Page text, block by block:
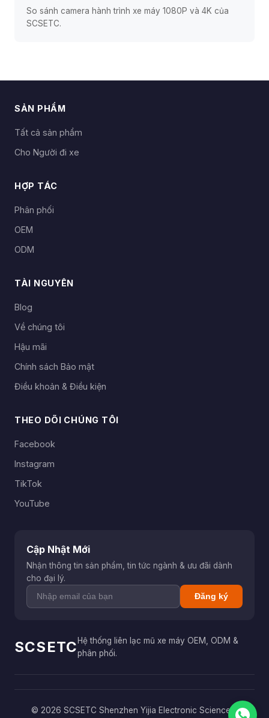
So sánh camera hành trình xe máy 1080P và 4K của
SCSETC.
SẢN PHẨM
Tất cả sản phẩm
Cho Người đi xe
HỢP TÁC
Phân phối
OEM
ODM
TÀI NGUYÊN
Blog
Về chúng tôi
Hậu mãi
Chính sách Bảo mật
Điều khoản & Điều kiện
THEO DÕI CHÚNG TÔI
Facebook
Instagram
TikTok
YouTube
Cập Nhật Mới
Nhận thông tin sản phẩm, tin tức ngành & ưu đãi dành
cho đại lý.
Đăng ký
SCSETCHệ thống liên lạc mũ xe máy OEM, ODM &
phân phối.
© 2026 SCSETC Shenzhen Yijia Electronic Science &